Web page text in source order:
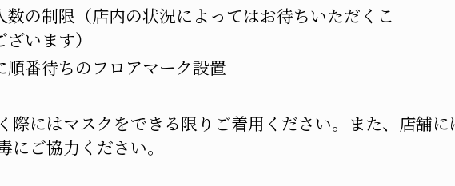
数の制限（店内の状況によってはお待ちいただくこ
ざいます）
順番待ちのフロアマーク設置
際にはマスクをできる限りご着用ください。また、店舗
ご協力ください。